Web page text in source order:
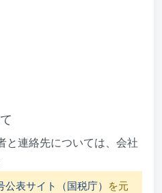
連絡先については、会社
公表サイト（国税庁）
を元